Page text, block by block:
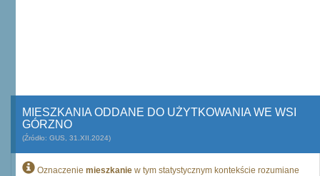
MIESZKANIA ODDANE DO UŻYTKOWANIA WE WSI
GÓRZNO
(Źródło: GUS, 31.XII.2024)
Oznaczenie mieszkanie w tym statystycznym kontekście rozumiane